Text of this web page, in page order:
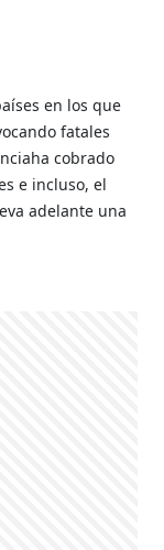
en los que
fatales
cobrado
e incluso, el
adelante una